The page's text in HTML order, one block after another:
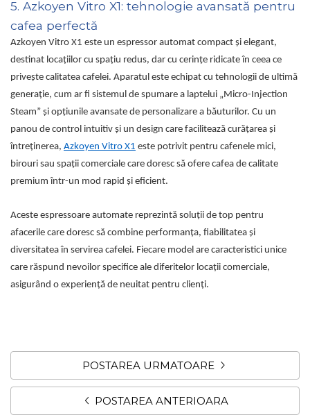
5. Azkoyen Vitro X1: tehnologie avansată pentru
cafea perfectă
Azkoyen Vitro X1 este un espressor automat compact și elegant,
destinat locațiilor cu spațiu redus, dar cu cerințe ridicate în ceea ce
privește calitatea cafelei. Aparatul este echipat cu tehnologii de ultimă
generație, cum ar fi sistemul de spumare a laptelui „Micro-Injection
Steam” și opțiunile avansate de personalizare a băuturilor. Cu un
panou de control intuitiv și un design care facilitează curățarea și
întreținerea, Azkoyen Vitro X1 este potrivit pentru cafenele mici,
birouri sau spații comerciale care doresc să ofere cafea de calitate
premium într-un mod rapid și eficient.
Aceste espressoare automate reprezintă soluții de top pentru
afacerile care doresc să combine performanța, fiabilitatea și
diversitatea în servirea cafelei. Fiecare model are caracteristici unice
care răspund nevoilor specifice ale diferitelor locații comerciale,
asigurând o experiență de neuitat pentru clienți.
POSTAREA URMATOARE
POSTAREA ANTERIOARA